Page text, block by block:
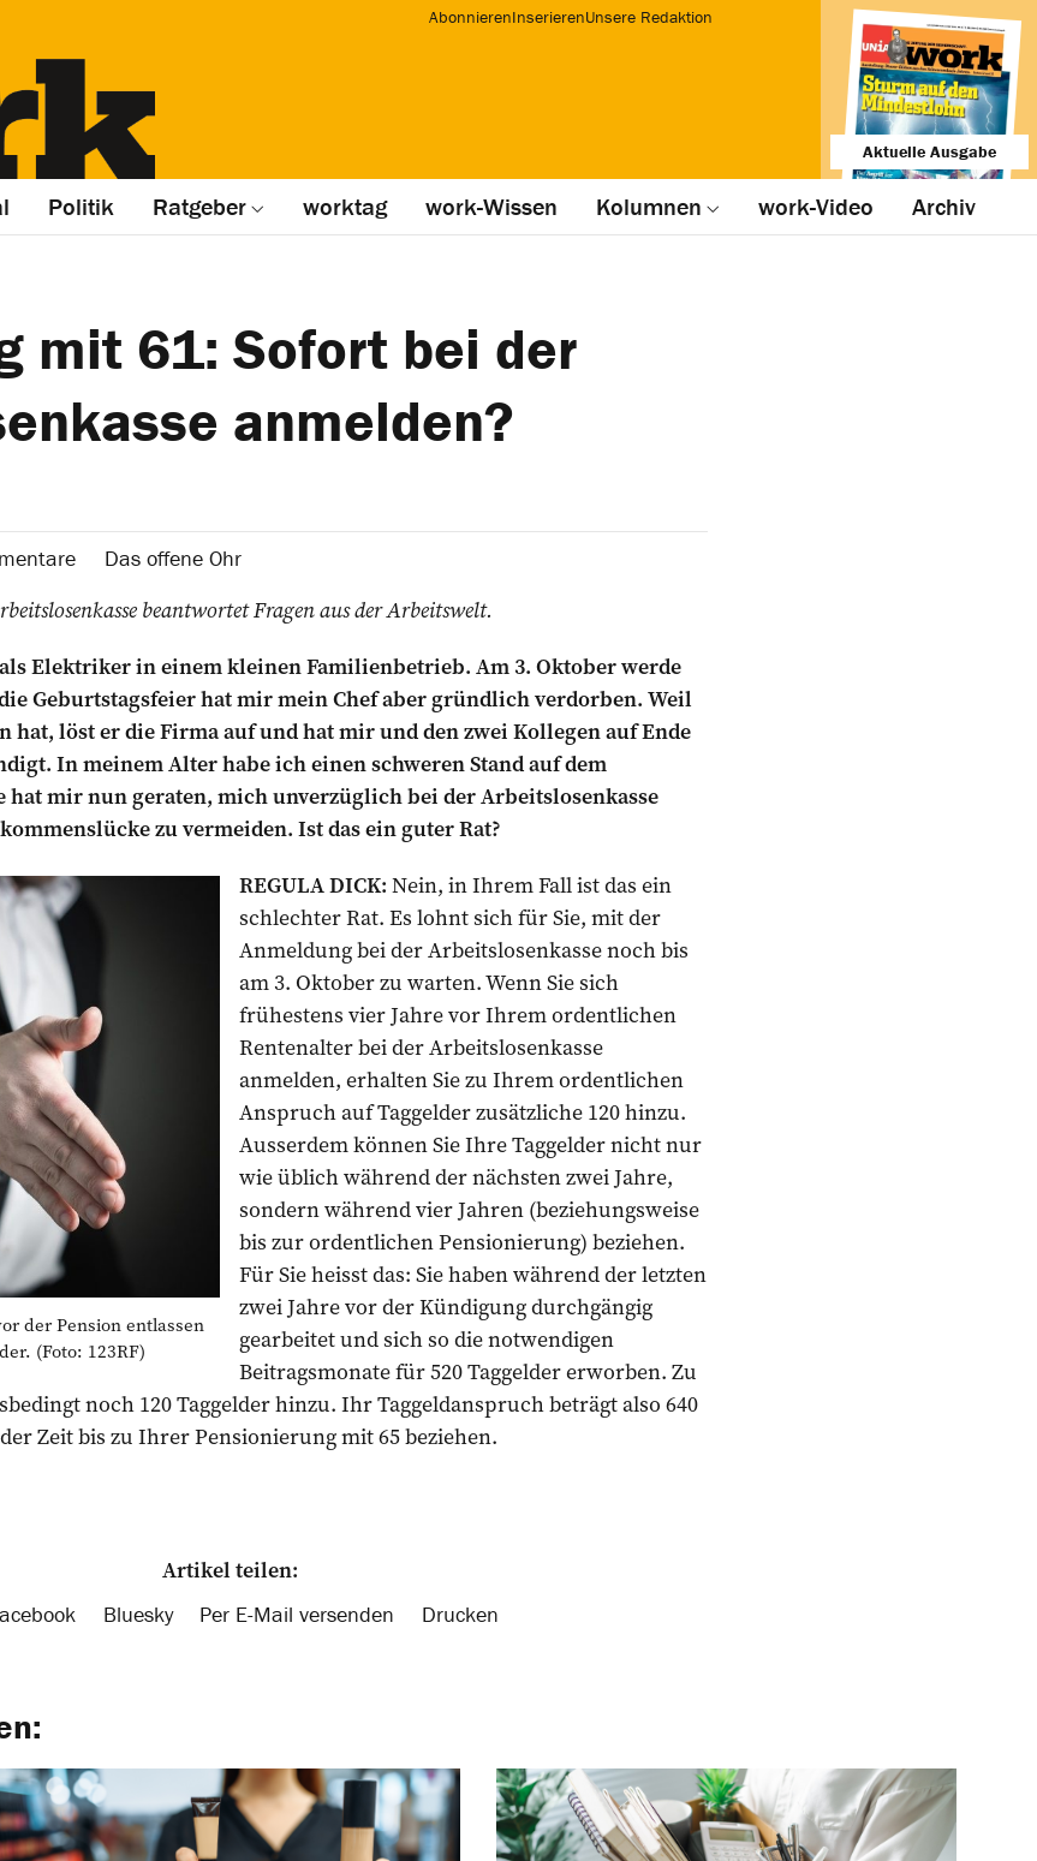
AbonnierenInserierenUnsere Redaktion
Aktuelle Ausgabe
Politik Ratgeber worktag work-Wissen Kolumnen work-Video Archiv
mit 61: Sofort bei der
anmelden?
Das offene Ohr
beantwortet Fragen aus der Arbeitswelt.
Elektriker in einem kleinen Familienbetrieb. Am 3. Oktober werde
Geburtstagsfeier hat mir mein Chef aber gründlich verdorben. Weil
hat, löst er die Firma auf und hat mir und den zwei Kollegen auf Ende
In meinem Alter habe ich einen schweren Stand auf dem
mir nun geraten, mich unverzüglich bei der Arbeitslosenkasse
zu vermeiden. Ist das ein guter Rat?
der Pension entlassen
(Foto: 123RF)
REGULA DICK: Nein, in Ihrem Fall ist das ein
schlechter Rat. Es lohnt sich für Sie, mit der
Anmeldung bei der Arbeitslosenkasse noch bis
am 3. Oktober zu warten. Wenn Sie sich
frühestens vier Jahre vor Ihrem ordentlichen
Rentenalter bei der Arbeitslosenkasse
anmelden, erhalten Sie zu Ihrem ordentlichen
Anspruch auf Taggelder zusätzliche 120 hinzu.
Ausserdem können Sie Ihre Taggelder nicht nur
wie üblich während der nächsten zwei Jahre,
sondern während vier Jahren (beziehungsweise
bis zur ordentlichen Pensionierung) beziehen.
Für Sie heisst das: Sie haben während der letzten
zwei Jahre vor der Kündigung durchgängig
gearbeitet und sich so die notwendigen
Beitragsmonate für 520 Taggelder erworben. Zu
noch 120 Taggelder hinzu. Ihr Taggeldanspruch beträgt also 640
Zeit bis zu Ihrer Pensionierung mit 65 beziehen.
Artikel teilen:
Bluesky Per E-Mail versenden Drucken